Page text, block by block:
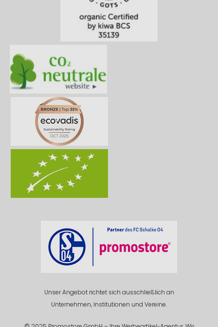
Unser Angebot richtet sich ausschließlich an
Unternehmen, Institutionen und Vereine.